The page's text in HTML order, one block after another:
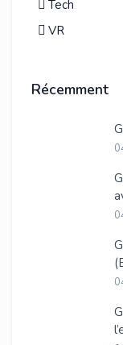
Tech
VR
Récemment